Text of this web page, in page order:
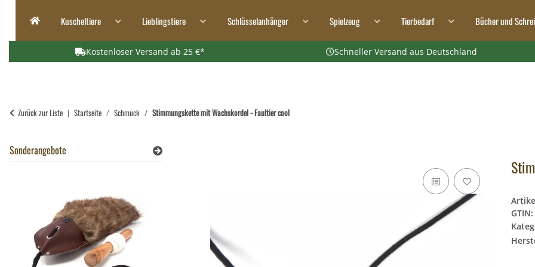
Kuscheltiere Lieblingstiere Schlüsselanhänger Spielzeug Tierbedarf Bücher und
Kostenloser Versand ab 25 €* Schneller Versand aus Deutschland
Zurück zur Liste Startseite Schmuck Stimmungskette mit Wachskordel - Faultier cool
GTIN:
Sonderangebote